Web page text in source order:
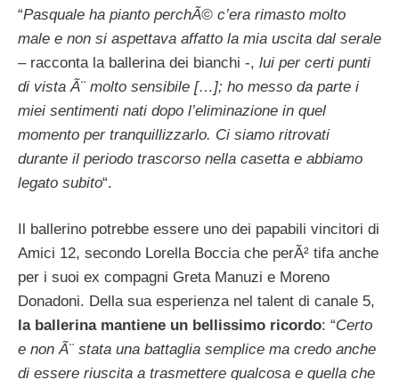
“Pasquale ha pianto perchÃ© c’era rimasto molto
male e non si aspettava affatto la mia uscita dal serale
– racconta la ballerina dei bianchi -, lui per certi punti
di vista Ã¨ molto sensibile […]; ho messo da parte i
miei sentimenti nati dopo l’eliminazione in quel
momento per tranquillizzarlo. Ci siamo ritrovati
durante il periodo trascorso nella casetta e abbiamo
legato subito“.
Il ballerino potrebbe essere uno dei papabili vincitori di
Amici 12, secondo Lorella Boccia che perÃ² tifa anche
per i suoi ex compagni Greta Manuzi e Moreno
Donadoni. Della sua esperienza nel talent di canale 5,
la ballerina mantiene un bellissimo ricordo: “Certo
e non Ã¨ stata una battaglia semplice ma credo anche
di essere riuscita a trasmettere qualcosa e quella che